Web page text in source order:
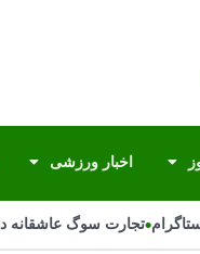
اخبار ورزشی
•تجارت سوگ عاشقانه در